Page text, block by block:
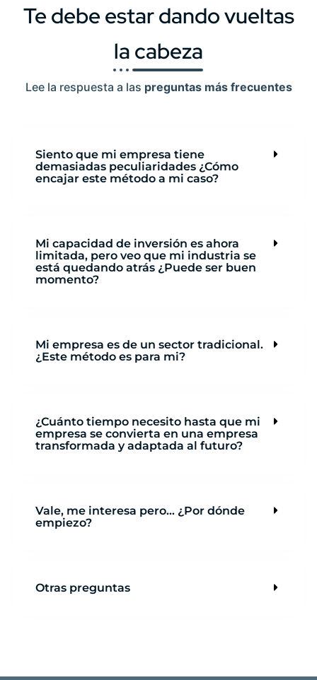
Te debe estar dando vueltas
la cabeza
Lee la respuesta a las preguntas más frecuentes
Siento que mi empresa tiene
demasiadas peculiaridades ¿Cómo
encajar este método a mi caso?
Mi capacidad de inversión es ahora
limitada, pero veo que mi industria se
está quedando atrás ¿Puede ser buen
momento?
Mi empresa es de un sector tradicional.
¿Este método es para mi?
¿Cuánto tiempo necesito hasta que mi
empresa se convierta en una empresa
transformada y adaptada al futuro?
Vale, me interesa pero... ¿Por dónde
empiezo?
Otras preguntas